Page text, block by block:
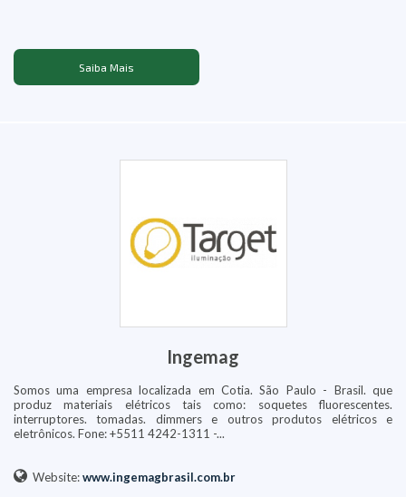
Saiba Mais
Ingemag
Somos uma empresa localizada em Cotia. São Paulo - Brasil. que
produz materiais elétricos tais como: soquetes fluorescentes.
interruptores. tomadas. dimmers e outros produtos elétricos e
eletrônicos. Fone: +5511 4242-1311 -...
Website:www.ingemagbrasil.com.br